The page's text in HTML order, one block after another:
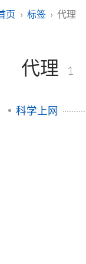
页 标签 代理
代理 1
科学上网